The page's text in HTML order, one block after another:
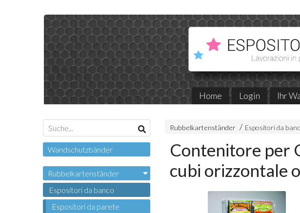
Home Login Ihr
Rubbelkartenständer Espositori da
Contenitore per
cubi orizzontale
Wandschutzbänder
Rubbelkartenständer
Espositori da banco
Espositori da parete